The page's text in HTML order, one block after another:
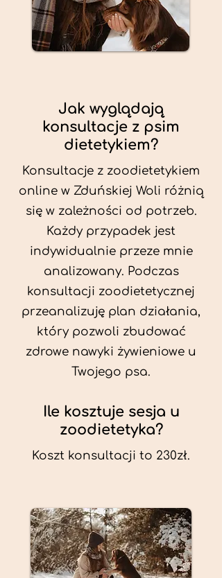
Jak wyglądają
konsultacje z psim
dietetykiem?
Konsultacje z zoodietetykiem
online w Zduńskiej Woli różnią
się w zależności od potrzeb.
Każdy przypadek jest
indywidualnie przeze mnie
analizowany. Podczas
konsultacji zoodietetycznej
przeanalizuję plan działania,
który pozwoli zbudować
zdrowe nawyki żywieniowe u
Twojego psa.
Ile kosztuje sesja u
zoodietetyka?
Koszt konsultacji to 230zł.